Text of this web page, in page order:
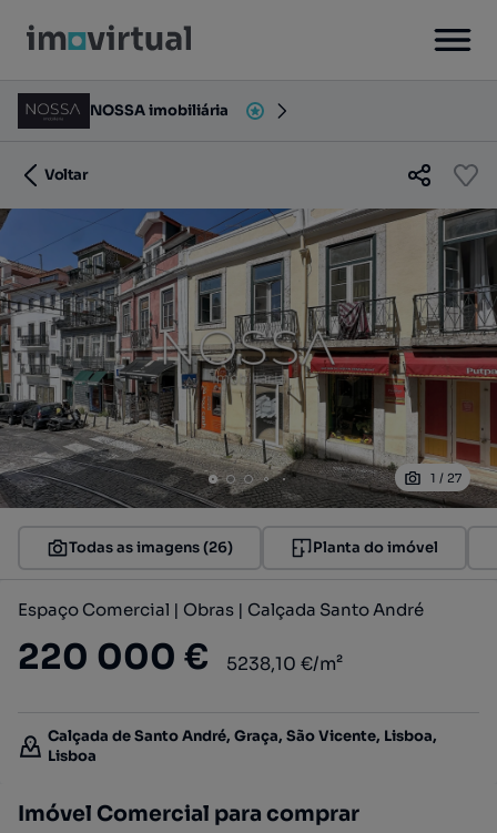
NOSSA imobiliária
Voltar
1 / 27
Todas as imagens (26) Planta do imóvel
Espaço Comercial | Obras | Calçada Santo André
220 000 € 5238,10 €/m²
Calçada de Santo André, Graça, São Vicente, Lisboa,
Lisboa
Imóvel Comercial para comprar